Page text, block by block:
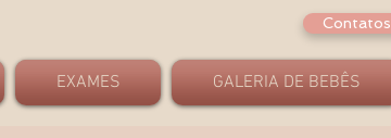
Contatos
EXAMES GALERIA DE BEBÊS